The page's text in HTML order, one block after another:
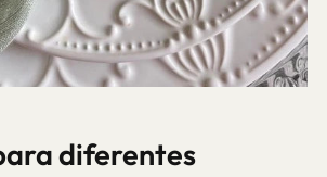
diferentes